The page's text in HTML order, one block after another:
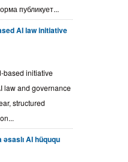
публикует...
AI law initiative
based initiative
law and governance
structured
AI hüququ